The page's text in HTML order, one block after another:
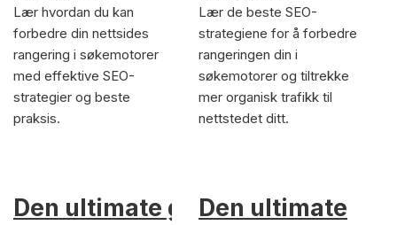
Lær hvordan du kan
forbedre din nettsides
rangering i søkemotorer
med effektive SEO-
strategier og beste
praksis.
Lær de beste SEO-
strategiene for å forbedre
rangeringen din i
søkemotorer og tiltrekke
mer organisk trafikk til
nettstedet ditt.
Den ultimate guiden til
Den ultimate